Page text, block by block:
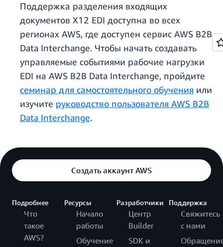
Поддержка разделения входящих
документов X12 EDI доступна во всех
регионах AWS, где доступен сервис AWS B2B
Data Interchange. Чтобы начать создавать
управляемые событиями рабочие нагрузки
EDI на AWS B2B Data Interchange, пройдите
семинар для самостоятельного обучения или
изучите руководство пользователя AWS B2B
Data Interchange.
Создать аккаунт AWS
Подробнее
Что
такое
AWS?
Ресурсы
Начало
работы
Обучение
Разработчики
Центр
Builder
SDK и
Поддержка
Свяжитесь
с нами